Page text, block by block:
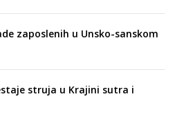
zaposlenih u Unsko-sanskom
struja u Krajini sutra i